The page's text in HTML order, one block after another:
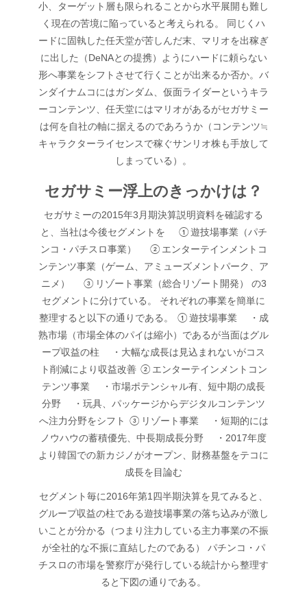
小、ターゲット層も限られることから水平展開も難し
く現在の苦境に陥っていると考えられる。 同じくハ
ードに固執した任天堂が苦しんだ末、マリオを出稼ぎ
に出した（DeNAとの提携）ようにハードに頼らない
形へ事業をシフトさせて行くことが出来るか否か。バ
ンダイナムコにはガンダム、仮面ライダーというキラ
ーコンテンツ、任天堂にはマリオがあるがセガサミー
は何を自社の軸に据えるのであろうか（コンテンツ≒
キャラクターライセンスで稼ぐサンリオ株も手放して
しまっている）。
セガサミー浮上のきっかけは？
セガサミーの2015年3月期決算説明資料を確認する
と、当社は今後セグメントを ①遊技場事業（パチ
ンコ・パチスロ事業） ②エンターテインメントコ
ンテンツ事業（ゲーム、アミューズメントパーク、ア
ニメ） ③リゾート事業（総合リゾート開発） の3
セグメントに分けている。 それぞれの事業を簡単に
整理すると以下の通りである。 ①遊技場事業 ・成
熟市場（市場全体のパイは縮小）であるが当面はグル
ープ収益の柱 ・大幅な成長は見込まれないがコス
ト削減により収益改善 ②エンターテインメントコン
テンツ事業 ・市場ポテンシャル有、短中期の成長
分野 ・玩具、パッケージからデジタルコンテンツ
へ注力分野をシフト ③リゾート事業 ・短期的には
ノウハウの蓄積優先、中長期成長分野 ・2017年度
より韓国での新カジノがオープン、財務基盤をテコに
成長を目論む
セグメント毎に2016年第1四半期決算を見てみると、
グループ収益の柱である遊技場事業の落ち込みが激し
いことが分かる（つまり注力している主力事業の不振
が全社的な不振に直結したのである） パチンコ・パ
チスロの市場を警察庁が発行している統計から整理す
ると下図の通りである。